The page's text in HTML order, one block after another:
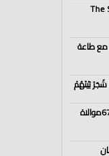
The
مع طاعة
بَيْنَهُمْ
التطبيع وحل الدولتين ودولة في حدود 67موالاة